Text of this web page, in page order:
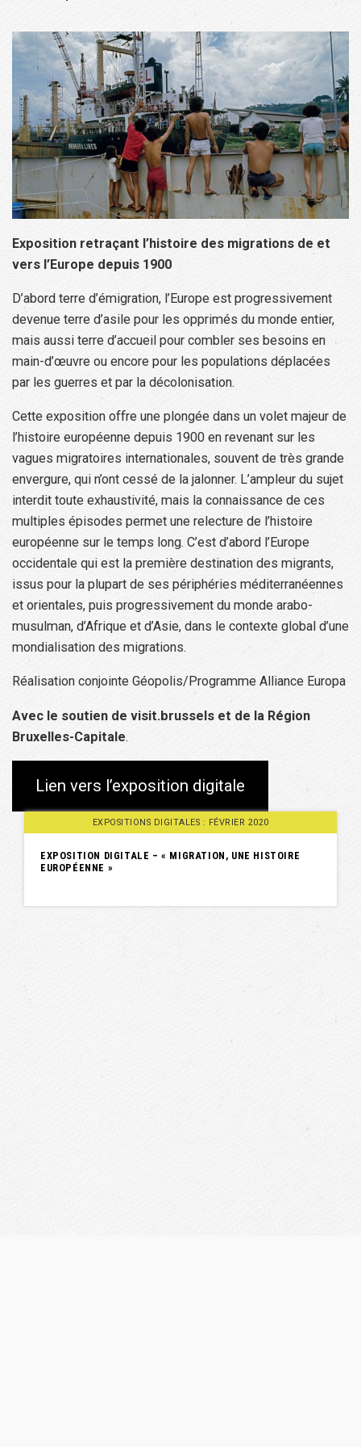
Exposition retraçant l’histoire des migrations de et
vers l’Europe depuis 1900
D’abord terre d’émigration, l’Europe est progressivement
devenue terre d’asile pour les opprimés du monde entier,
mais aussi terre d’accueil pour combler ses besoins en
main-d’œuvre ou encore pour les populations déplacées
par les guerres et par la décolonisation.
Cette exposition offre une plongée dans un volet majeur de
l’histoire européenne depuis 1900 en revenant sur les
vagues migratoires internationales, souvent de très grande
envergure, qui n’ont cessé de la jalonner. L’ampleur du sujet
interdit toute exhaustivité, mais la connaissance de ces
multiples épisodes permet une relecture de l’histoire
européenne sur le temps long. C’est d’abord l’Europe
occidentale qui est la première destination des migrants,
issus pour la plupart de ses périphéries méditerranéennes
et orientales, puis progressivement du monde arabo-
musulman, d’Afrique et d’Asie, dans le contexte global d’une
mondialisation des migrations.
Réalisation conjointe Géopolis/Programme Alliance Europa
Avec le soutien de visit.brussels et de la Région
Bruxelles-Capitale.
Lien vers l’exposition digitale
EXPOSITIONS DIGITALES : FÉVRIER 2020
EXPOSITION DIGITALE – « MIGRATION, UNE HISTOIRE
EUROPÉENNE »